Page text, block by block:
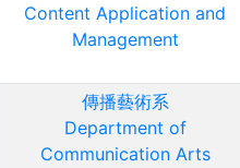
Content Application and
Management
傳播藝術系
Department of
Communication Arts